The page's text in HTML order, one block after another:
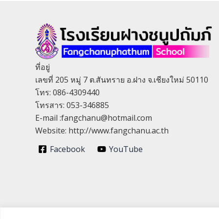
ที่อยู่
เลขที่ 205 หมู่ 7 ต.สันทราย อ.ฝาง จ.เชียงใหม่ 50110
โทร: 086-4309440
โทรสาร: 053-346885
E-mail :fangchanu@hotmail.com
Website: http://www.fangchanu.ac.th
Facebook
YouTube